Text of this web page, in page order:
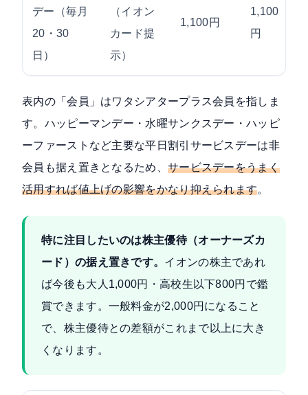
デー（毎月
20・30
日）
（イオン
カード提
示）
1,100円
1,100
円
表内の「会員」はワタシアタープラス会員を指しま
す。ハッピーマンデー・水曜サンクスデー・ハッピ
ーファーストなど主要な平日割引サービスデーは非
会員も据え置きとなるため、 サービスデーをうまく
活用すれば値上げの影響をかなり抑えられます。
特に注目したいのは株主優待（オーナーズカ
ード）の据え置きです。 イオンの株主であれ
ば今後も大人1,000円・高校生以下800円で鑑
賞できます。一般料金が2,000円になること
で、株主優待との差額がこれまで以上に大き
くなります。